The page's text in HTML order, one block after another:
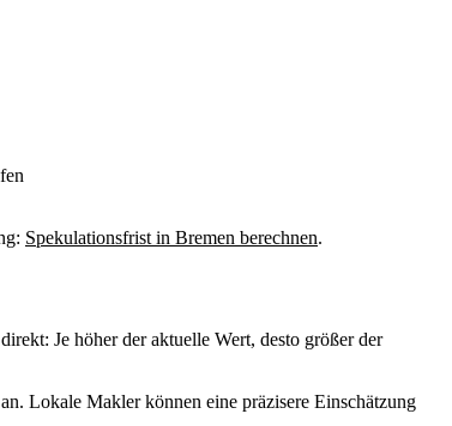
Spekulationsfrist in Bremen berechnen.
Je höher der aktuelle Wert, desto größer der
Lokale Makler können eine präzisere Einschätzung